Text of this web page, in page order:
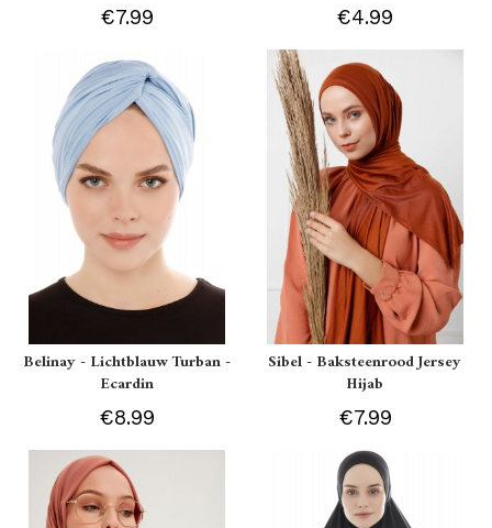
€7.99 €4.99
Belinay - Lichtblauw Turban -
Ecardin
€8.99
Sibel - Baksteenrood Jersey
Hijab
€7.99